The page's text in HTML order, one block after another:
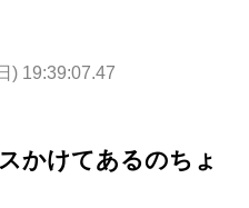
) 19:39:07.47
かけてあるのちょ